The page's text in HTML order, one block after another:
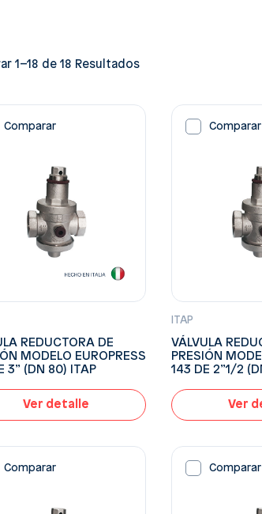
1–18 de 18 Resultados
Comparar
REDUCTORA DE
MODELO EUROPRESS
3” (DN 80) ITAP
Ver detalle
Comparar
ITAP
VÁLVULA
PRESIÓN
143 DE 2”1/2
Ver
Comparar Comparar